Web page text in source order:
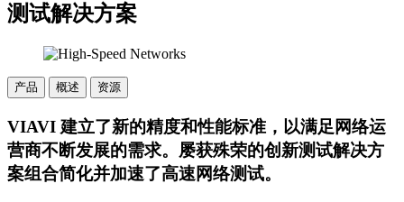
测试解决方案
产品 概述 资源
VIAVI 建立了新的精度和性能标准，以满足网络运
营商不断发展的需求。屡获殊荣的创新测试解决方
案组合简化并加速了高速网络测试。